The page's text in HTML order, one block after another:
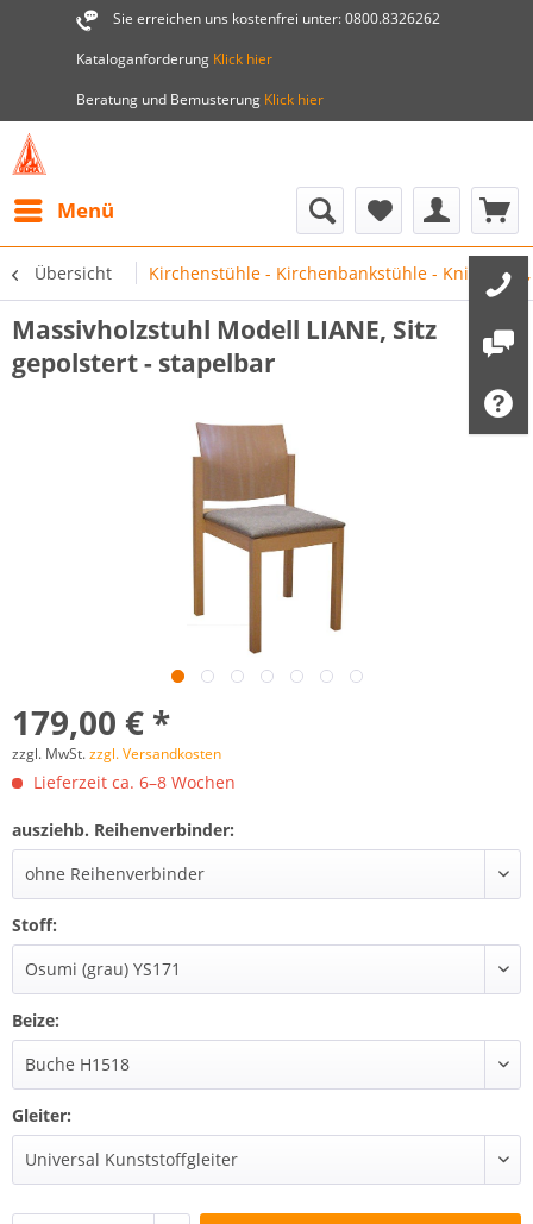
Sie erreichen uns kostenfrei unter: 0800.8326262
Kataloganforderung Klick hier
Beratung und Bemusterung Klick hier
Menü
Übersicht Kirchenstühle - Kirchenbankstühle -
Massivholzstuhl Modell LIANE, Sitz
gepolstert - stapelbar
179,00 € *
zzgl. MwSt.zzgl. Versandkosten
Lieferzeit ca. 6–8 Wochen
ausziehb. Reihenverbinder:
Stoff:
Beize:
Gleiter: